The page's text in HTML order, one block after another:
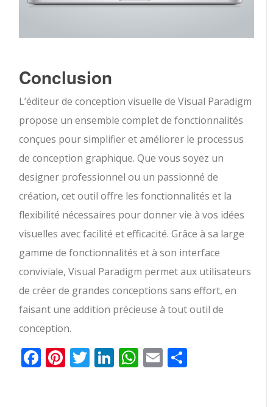
Conclusion
L’éditeur de conception visuelle de Visual Paradigm
propose un ensemble complet de fonctionnalités
conçues pour simplifier et améliorer le processus
de conception graphique. Que vous soyez un
designer professionnel ou un passionné de
création, cet outil offre les fonctionnalités et la
flexibilité nécessaires pour donner vie à vos idées
visuelles avec facilité et efficacité. Grâce à sa large
gamme de fonctionnalités et à son interface
conviviale, Visual Paradigm permet aux utilisateurs
de créer de grandes conceptions sans effort, en
faisant une addition précieuse à tout outil de
conception.
Facebook
Pinterest
Twitter
LinkedIn
WhatsApp
Email